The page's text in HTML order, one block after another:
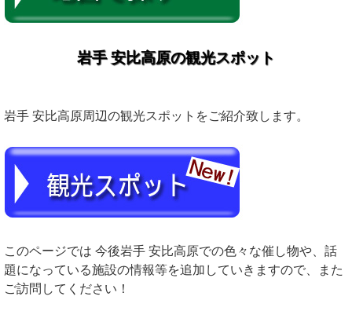
岩手 安比高原の観光スポット
岩手 安比高原周辺の観光スポットをご紹介致します。
このページでは 今後岩手 安比高原での色々な催し物や、話
題になっている施設の情報等を追加していきますので、また
ご訪問してください！